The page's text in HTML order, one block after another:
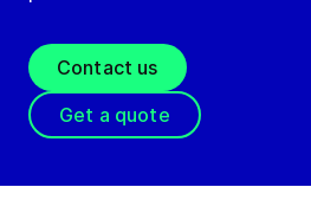
Contact us
Get a quote